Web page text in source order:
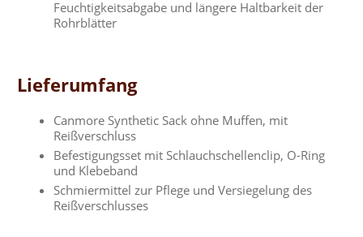
Feuchtigkeitsabgabe und längere Haltbarkeit der
Rohrblätter
Lieferumfang
Canmore Synthetic Sack ohne Muffen, mit
Reißverschluss
Befestigungsset mit Schlauchschellenclip, O-Ring
und Klebeband
Schmiermittel zur Pflege und Versiegelung des
Reißverschlusses